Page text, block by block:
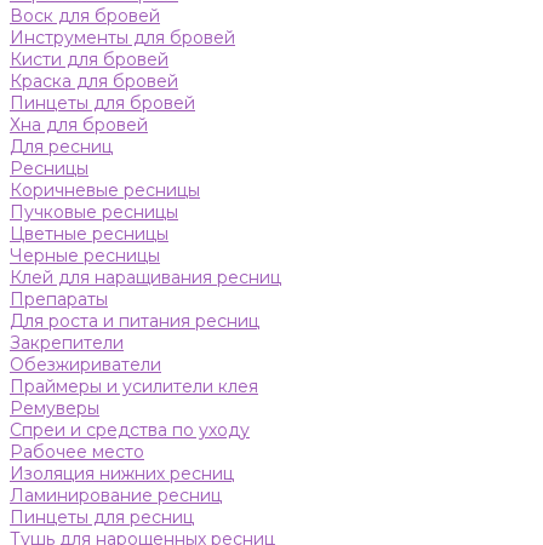
Воск для бровей
Инструменты для бровей
Кисти для бровей
Краска для бровей
Пинцеты для бровей
Хна для бровей
Для ресниц
Ресницы
Коричневые ресницы
Пучковые ресницы
Цветные ресницы
Черные ресницы
Клей для наращивания ресниц
Препараты
Для роста и питания ресниц
Закрепители
Обезжириватели
Праймеры и усилители клея
Ремуверы
Спреи и средства по уходу
Рабочее место
Изоляция нижних ресниц
Ламинирование ресниц
Пинцеты для ресниц
Тушь для нарощенных ресниц